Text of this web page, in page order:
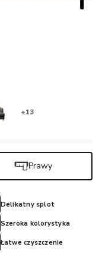
Delikatny splot
Szeroka kolorystyka
Łatwe czyszczenie
+13
Prawy